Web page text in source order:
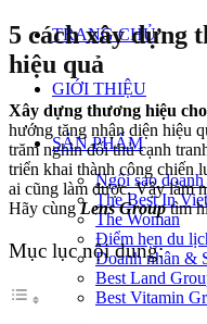
TRANG CHỦ
GIỚI THIỆU
SẢN PHẨM
Ngôi sao doanh
The Best In
The Woman
Điểm hẹn du
Doanh nhân &
Best Land
Best Vitamin
5 cách xây dựng
hiệu quả
Xây dựng thương hiệu
hướng tăng nhận diện hiệu
trăm nghìn đối thủ cạnh
triển khai thành công chiến
ai cũng làm được. Vậy làm
Hãy cùngLens Grouptìm
Mục lục nội dung: